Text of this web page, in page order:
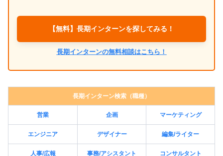
【無料】長期インターンを探してみる！
長期インターンの無料相談はこちら！
長期インターン検索（職種）
営業 企画 マーケティング
エンジニア デザイナー 編集/ライター
人事/広報 事務/アシスタント コンサルタント